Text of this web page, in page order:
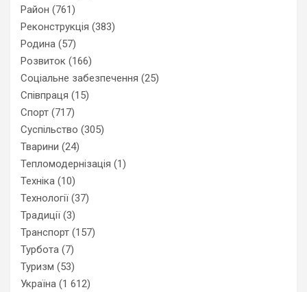
Район (761)
Реконструкція (383)
Родина (57)
Розвиток (166)
Соціальне забезпечення (25)
Співпраця (15)
Спорт (717)
Суспільство (305)
Тварини (24)
Тепломодернізація (1)
Техніка (10)
Технології (37)
Традиції (3)
Транспорт (157)
Турбота (7)
Туризм (53)
Україна (1 612)